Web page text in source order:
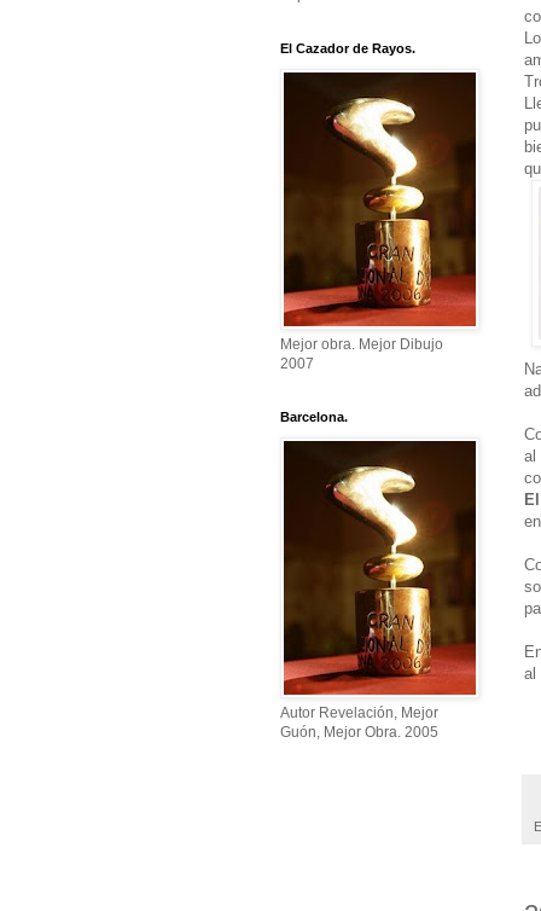
al
al
El Cazador de Rayos.
Mejor obra. Mejor Dibujo
2007
Barcelona.
Autor Revelación, Mejor
Guón, Mejor Obra. 2005